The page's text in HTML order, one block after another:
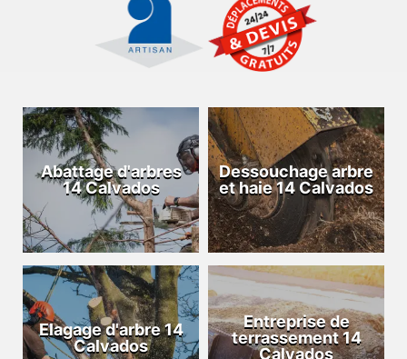
Abattage d'arbres
14 Calvados
Dessouchage arbre
et haie 14 Calvados
Elagage d'arbre 14
Calvados
Entreprise de
terrassement 14
Calvados